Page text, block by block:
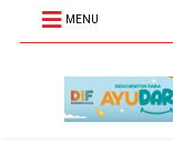
MENU